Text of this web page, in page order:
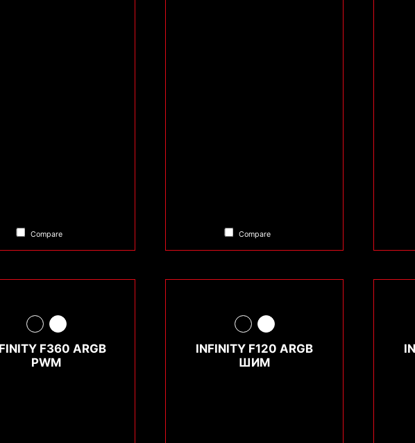
Compare Compare
F360 ARGB
PWM
INFINITY F120 ARGB
ШИМ